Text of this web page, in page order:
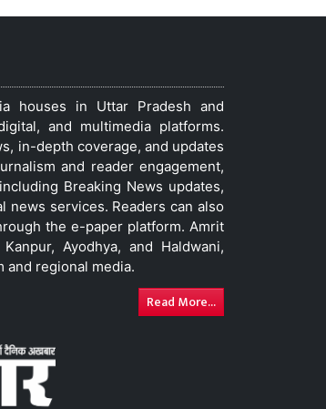
houses in Uttar Pradesh and
and multimedia platforms.
in-depth coverage, and updates
and reader engagement,
Breaking News updates,
news services. Readers can also
the e-paper platform. Amrit
Ayodhya, and Haldwani,
and regional media.
Read More...